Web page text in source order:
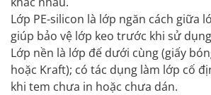
Lớp PE-silicon là lớp ngăn cách giữa
giúp bảo vệ lớp keo trước khi sử
Lớp nền là lớp đế dưới cùng (giấy
hoặc Kraft); có tác dụng làm lớp cố
khi tem chưa in hoặc chưa dán.